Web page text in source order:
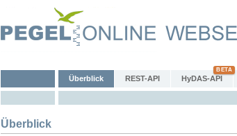
Überblick REST-API HyDAS-API
Überblick